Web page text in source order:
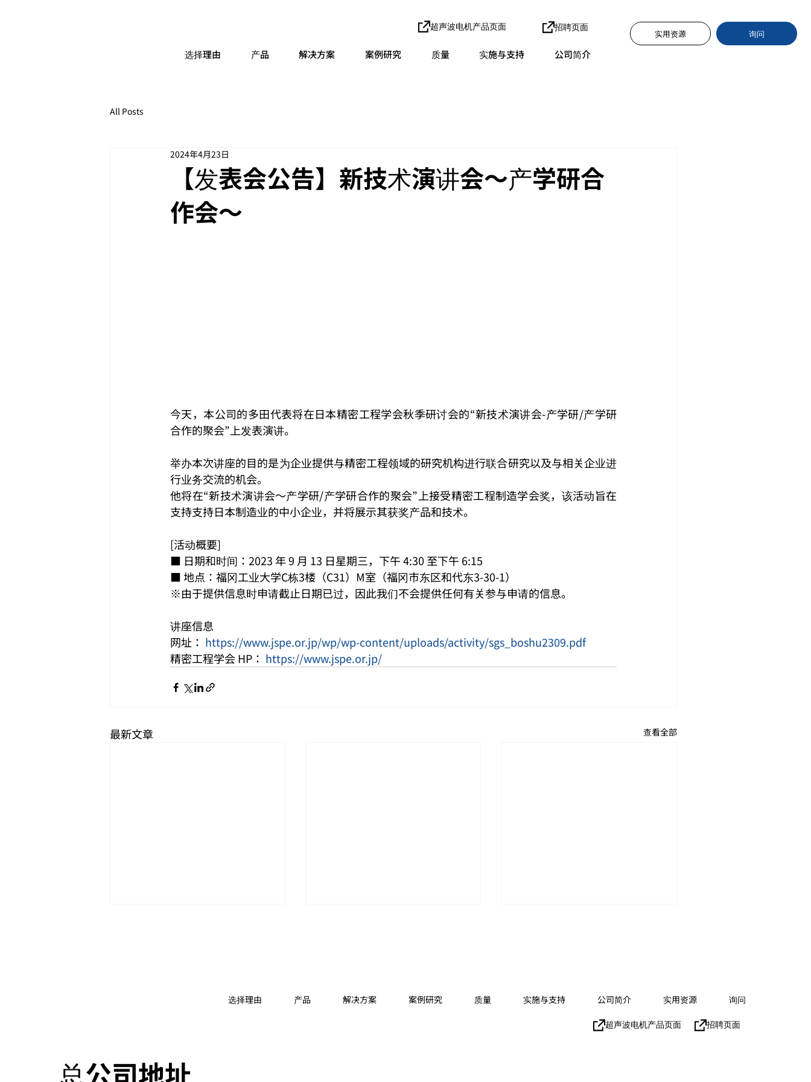
选择理由 产品 解决方案 案例研究 质量 实施与支持 公司简介
超声波电机产品页面 招聘页面
实用资源 询问
All Posts
【发表会公告】新技术演讲会～产学研合
作会～
2024年4月23日
今天，本公司的多田代表将在日本精密工程学会秋季研讨会的“新技术演讲会-产学研/产学研
合作的聚会”上发表演讲。
举办本次讲座的目的是为企业提供与精密工程领域的研究机构进行联合研究以及与相关企业进
行业务交流的机会。
他将在“新技术演讲会～产学研/产学研合作的聚会”上接受精密工程制造学会奖，该活动旨在
支持支持日本制造业的中小企业，并将展示其获奖产品和技术。
[活动概要]
■ 日期和时间：2023 年 9 月 13 日星期三，下午 4:30 至下午 6:15
■ 地点：福冈工业大学C栋3楼（C31）M室（福冈市东区和代东3-30-1）
※由于提供信息时申请截止日期已过，因此我们不会提供任何有关参与申请的信息。
讲座信息
网址： https://www.jspe.or.jp/wp/wp-content/uploads/activity/sgs_boshu2309.pdf
精密工程学会 HP： https://www.jspe.or.jp/
最新文章 查看全部
关于在“机器人与机电一体化
总公司地址
选择理由 产品 解决方案 案例研究 质量 实施与支持 公司简介 实用资源 询问
超声波电机产品页面 招聘页面